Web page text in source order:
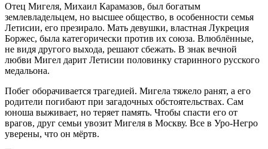
Отец Мигеля, Михаил Карамазов, был богатым
землевладельцем, но высшее общество, в особенности семья
Летисии, его презирало. Мать девушки, властная Лукреция
Боржес, была категорически против их союза. Влюблённые,
не видя другого выхода, решают сбежать. В знак вечной
любви Мигел дарит Летисии половинку старинного русского
медальона.
Побег оборачивается трагедией. Мигела тяжело ранят, а его
родители погибают при загадочных обстоятельствах. Сам
юноша выживает, но теряет память. Чтобы спасти его от
врагов, друг семьи увозит Мигеля в Москву. Все в Уро-Негро
уверены, что он мёртв.